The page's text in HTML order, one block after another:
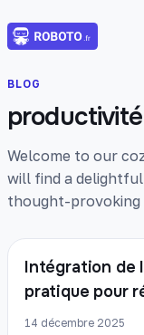
BLOG
Welcome to our
will find a
thought-provoking
Intégration de
pratique pour
14 décembre 2025